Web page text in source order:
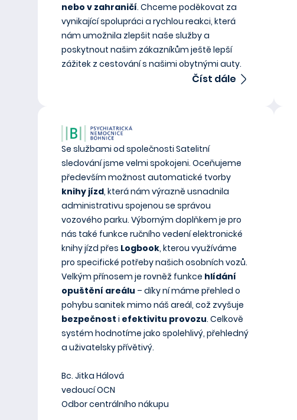
nebo v zahraničí. Chceme poděkovat za
vynikající spolupráci a rychlou reakci, která
nám umožnila zlepšit naše služby a
poskytnout našim zákazníkům ještě lepší
zážitek z cestování s našimi obytnými auty.
Číst dále
Se službami od společnosti Satelitní
sledování jsme velmi spokojeni. Oceňujeme
především možnost automatické tvorby
knihy jízd, která nám výrazně usnadnila
administrativu spojenou se správou
vozového parku. Výborným doplňkem je pro
nás také funkce ručního vedení elektronické
knihy jízd přes Logbook, kterou využíváme
pro specifické potřeby našich osobních vozů.
Velkým přínosem je rovněž funkce hlídání
opuštění areálu – díky ní máme přehled o
pohybu sanitek mimo náš areál, což zvyšuje
bezpečnost i efektivitu provozu. Celkově
systém hodnotíme jako spolehlivý, přehledný
a uživatelsky přívětivý.
Bc. Jitka Hálová
vedoucí OCN
Odbor centrálního nákupu